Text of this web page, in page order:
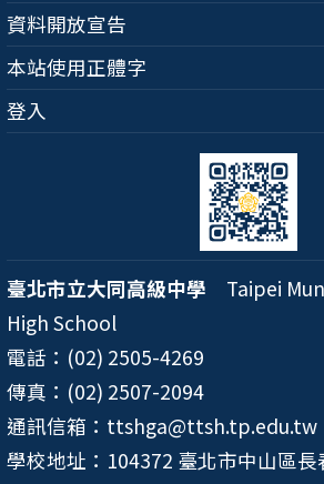
資料開放宣告
本站使用正體字
登入
臺北市立大同高級中學 Taipei
High School
電話：(02) 2505-4269
傳真：(02) 2507-2094
通訊信箱：ttshga@ttsh.tp.edu.tw
學校地址：104372 臺北市中山區長